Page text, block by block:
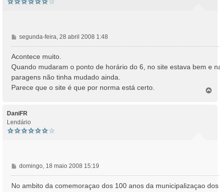
M
e
n
g
e
segunda-feira, 28 abril 2008 1:48
Acontece muito.
Quando mudaram o ponto de horário do 6, no site estava bem e
paragens não tinha mudado ainda.
Parece que o site é que por norma está certo.
DaniFR
Lendário
M
e
n
domingo, 18 maio 2008 15:19
No ambito da comemoraçao dos 100 anos da municipalizaçao dos